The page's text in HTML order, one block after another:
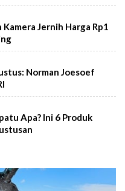
Jernih Harga Rp1
Norman Joesoef
Apa? Ini 6 Produk